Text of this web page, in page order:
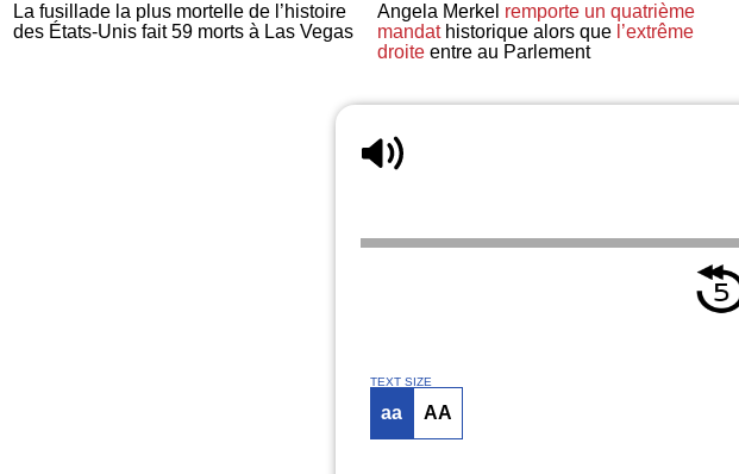
La fusillade la plus mortelle de l’histoire
des États-Unis fait 59 morts à Las Vegas
Angela Merkel remporte un quatrième
mandathistorique alors que l’extrême
droiteentre au Parlement
TEXT SIZE
aa AA